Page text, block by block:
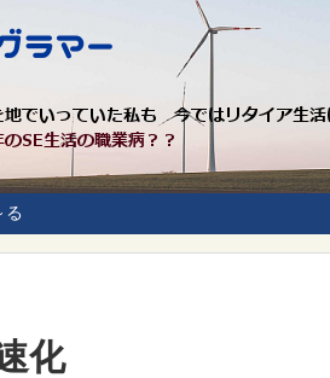
る
化